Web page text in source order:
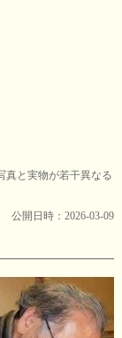
真と実物が若干異なる
公開日時：2026-03-09